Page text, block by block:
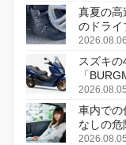
真夏の高
のドライ
2026.08.06
スズキ
「
変更し、
2026.08.05
車内での
なしの危
2026.08.05